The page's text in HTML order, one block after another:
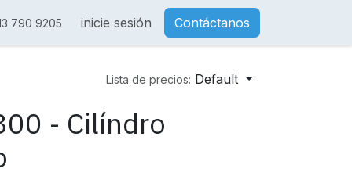
790 9205 inicie sesión Contáctanos
Lista de precios: Default
- Cilíndro